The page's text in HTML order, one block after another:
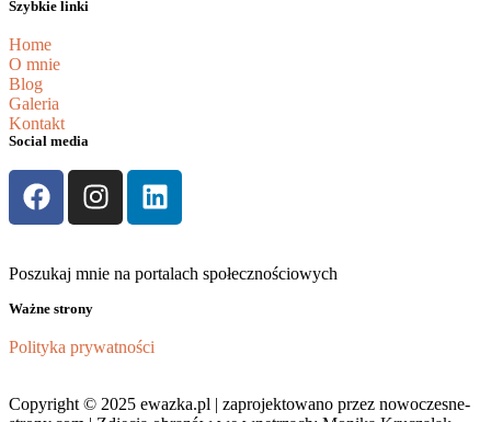
Szybkie linki
Home
O mnie
Blog
Galeria
Kontakt
Social media
Poszukaj mnie na portalach społecznościowych
Ważne strony
Polityka prywatności
Copyright © 2025 ewazka.pl | zaprojektowano przez nowoczesne-